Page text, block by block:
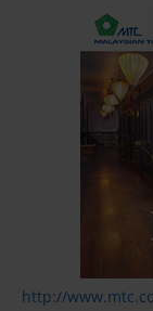
http://